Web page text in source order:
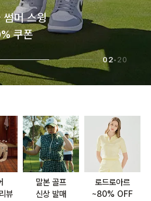
완벽한 교차점
션 발매!
03•20
26FW 프리뷰
말본 골프
신상 발매
로드로아르
~80% OFF